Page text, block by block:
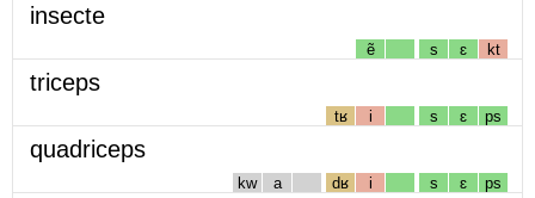
insecte
ẽ s ɛ kt
triceps
tʁ i s ɛ ps
quadriceps
kw a dʁ i s ɛ ps